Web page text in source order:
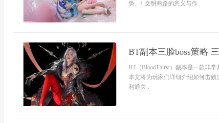
势。1.文明商路的意义与作...
BT副本三脸boss策略
BT（BloodThirst）副本是一款非
本文将为玩家们详细介绍如何击
利通关...